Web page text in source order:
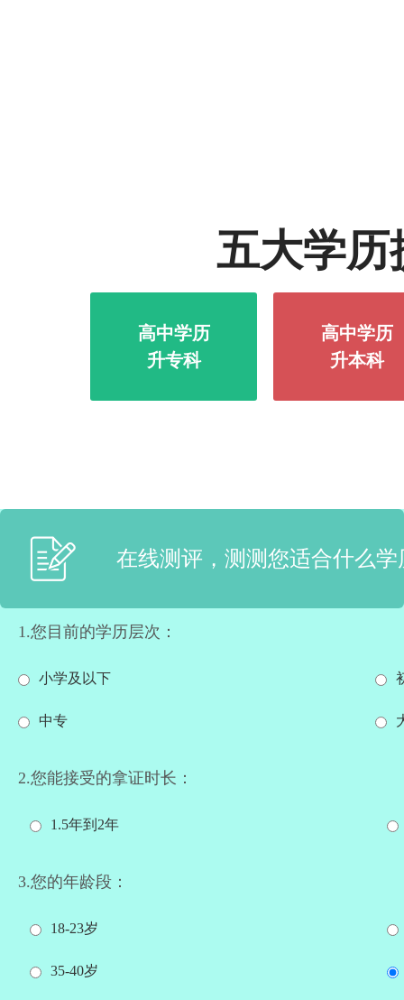
五大学历
高中学历
升专科
高中学历
升本科
在线测评，测测您适合什么
1.您目前的学历层次：
小学及以下
中专
2.您能接受的拿证时长：
1.5年到2年
3.您的年龄段：
18-23岁
35-40岁